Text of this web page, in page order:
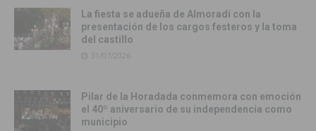
La fiesta se adueña de Almoradí con la
presentación de los cargos festeros y la toma
del castillo
31/07/2026
Pilar de la Horadada conmemora con emoción
el 40º aniversario de su independencia como
municipio